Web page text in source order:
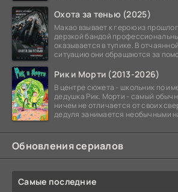
Охота за тенью (2025)
Макао взывает к герою из
дерзкой бандой
оказывается в тупике. В
ситуацию они обращаются за
Рик и Морти (2013-2026)
В центре сюжета - школьник по
дедушка Рик. Морти - самый
ничем не отличается от своих
дедуля занимается необычными
Обновления сериалов
Самые последние